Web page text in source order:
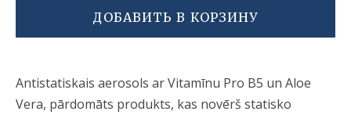
ДОБАВИТЬ В КОРЗИНУ
Antistatiskais aerosols ar Vitamīnu Pro B5 un Aloe
Vera, pārdomāts produkts, kas novērš statisko